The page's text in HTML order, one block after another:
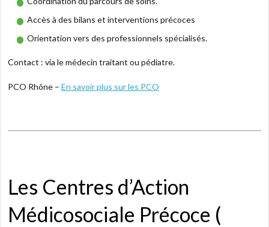
Accès à des bilans et interventions précoces
Orientation vers des professionnels spécialisés.
Contact : via le médecin traitant ou pédiatre.
PCO Rhône – En savoir plus sur les PCO
Les Centres d’Action
Médicosociale Précoce (